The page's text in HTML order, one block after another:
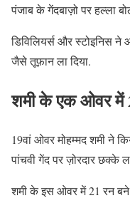
पंजाब के गेंदबाज़ो पर हल्ला
डिविलियर्स और स्टोइनिस
जैसे तूफ़ान ला दिया.
शमी के एक ओवर में
19वां ओवर मोहम्मद शमी ने
पांचवी गेंद पर ज़ोरदार छक्के
शमी के इस ओवर में 21 रन